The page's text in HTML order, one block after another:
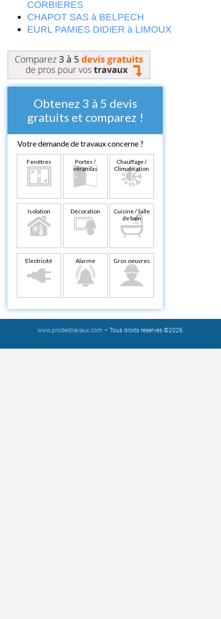
CORBIERES
CHAPOT SAS à BELPECH
EURL PAMIES DIDIER à LIMOUX
Obtenez 3 à 5 devis
gratuits et comparez !
Votre demande de travaux concerne ?
Fenêtres
Portes /
vérandas
Chauffage /
Climatisation
Isolation Décoration
Cuisine / Salle
de bain
Electricité Alarme Gros oeuvres
www.prodestravaux.com – Tous droits réservés ©2026.